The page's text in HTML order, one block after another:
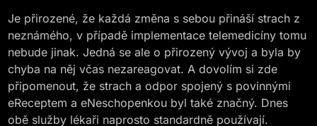
Je přirozené, že každá změna s sebou přináší strach z
neznámého, v případě implementace telemedicíny tomu
nebude jinak. Jedná se ale o přirozený vývoj a byla by
chyba na něj včas nezareagovat. A dovolím si zde
připomenout, že strach a odpor spojený s povinnými
eReceptem a eNeschopenkou byl také značný. Dnes
obě služby lékaři naprosto standardně používají.